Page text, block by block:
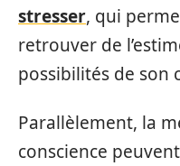
stresser, qui
retrouver de
possibilités de son
Parallèlement, la
conscience